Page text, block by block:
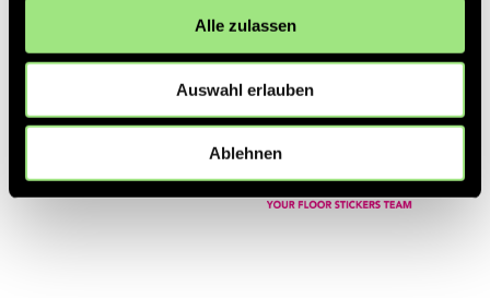
Alle zulassen
Auswahl erlauben
Ablehnen